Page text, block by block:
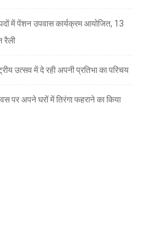
में पेंशन उपवास कार्यक्रम आयोजित, 13
रैली
उत्सव में दे रही अपनी प्रतिभा का परिचय
पर अपने घरों में तिरंगा फहराने का किया